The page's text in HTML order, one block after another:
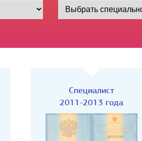
Специалист
2011-2013 года